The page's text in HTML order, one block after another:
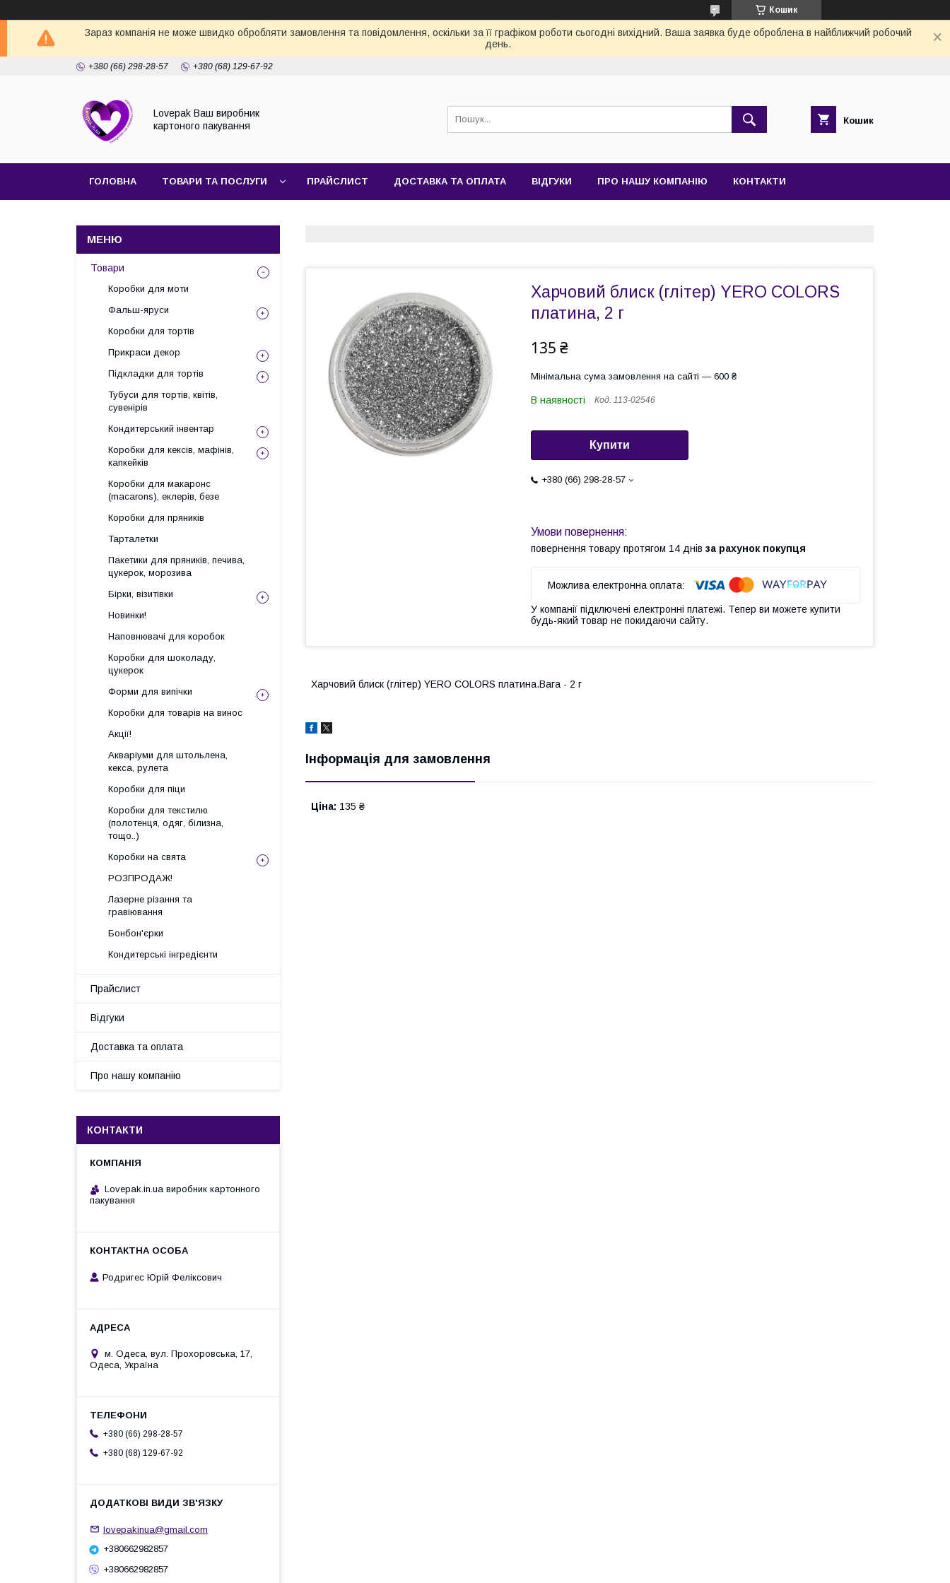
Кошик
Зараз компанія не може швидко обробляти замовлення та повідомлення, оскільки за її графіком роботи сьогодні вихідний. Ваша заявка буде оброблена в найближчий робочий
день.
+380 (66) 298-28-57 +380 (68) 129-67-92
Lovepak Ваш виробник
картоного пакування
Кошик
ГОЛОВНА ТОВАРИ ТА ПОСЛУГИ ПРАЙСЛИСТ ДОСТАВКА ТА ОПЛАТА ВІДГУКИ ПРО НАШУ КОМПАНІЮ КОНТАКТИ
Харчовий блиск (глітер) YERO COLORS
платина, 2 г
135 ₴
Мінімальна сума замовлення на сайті — 600 ₴
В наявності Код: 113-02546
Купити
+380 (66) 298-28-57
повернення товару протягом 14 днів за рахунок покупця
У компанії підключені електронні платежі. Тепер ви можете купити
будь-який товар не покидаючи сайту.
Харчовий блиск (глітер) YERO COLORS платина.Вага - 2 г
Інформація для замовлення
Ціна: 135 ₴
Товари
Коробки для моти
Фальш-яруси
Коробки для тортів
Прикраси декор
Підкладки для тортів
Тубуси для тортів, квітів,
сувенірів
Кондитерський інвентар
Коробки для кексів, мафінів,
капкейків
Коробки для макаронс
(macarons), еклерів, безе
Коробки для пряників
Тарталетки
Пакетики для пряників, печива,
цукерок, морозива
Бірки, візитівки
Новинки!
Наповнювачі для коробок
Коробки для шоколаду,
цукерок
Форми для випічки
Коробки для товарів на винос
Акції!
Акваріуми для штольлена,
кекса, рулета
Коробки для піци
Коробки для текстилю
(полотенця, одяг, білизна,
тощо..)
Коробки на свята
РОЗПРОДАЖ!
Лазерне різання та
гравіювання
Бонбон'єрки
Кондитерські інгредієнти
Прайслист
Відгуки
Доставка та оплата
Про нашу компанію
КОНТАКТИ
Lovepak.in.ua виробник картонного
пакування
Родригес Юрій Феліксович
м. Одеса, вул. Прохоровська, 17,
Одеса, Україна
+380 (66) 298-28-57
+380 (68) 129-67-92
lovepakinua@gmail.com
+380662982857
+380662982857